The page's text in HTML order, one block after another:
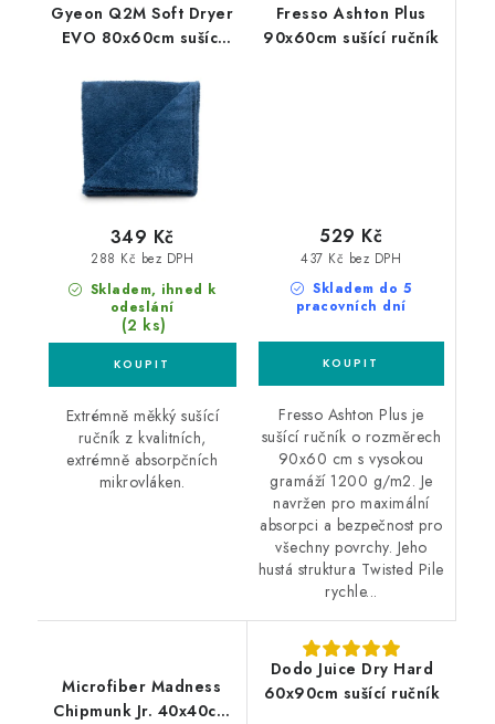
Gyeon Q2M Soft Dryer
EVO 80x60cm sušící
Skladem, ihned k
odeslání
(2 ks)
288 Kč bez DPH
349 Kč
Extrémně měkký sušící
ručník z kvalitních,
extrémně absorpčních
mikrovláken.
Fresso Ashton Plus
90x60cm sušící ručník
Skladem do 5
pracovních dní
437 Kč bez DPH
529 Kč
Fresso Ashton Plus je
sušící ručník o rozměrech
90x60 cm s vysokou
gramáží 1200 g/m2. Je
navržen pro maximální
absorpci a bezpečnost pro
všechny povrchy. Jeho
hustá struktura Twisted Pile
rychle...
Microfiber Madness
Chipmunk Jr. 40x40cm
Dodo Juice Dry Hard
60x90cm sušící ručník